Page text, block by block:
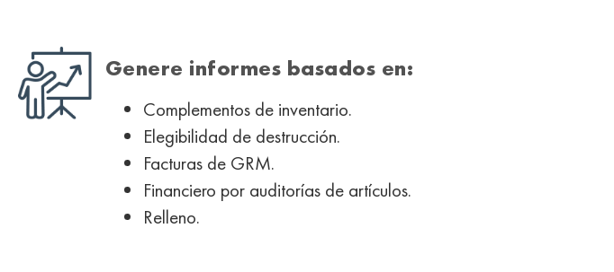
Genere informes basados ​​en:
Complementos de inventario.
Elegibilidad de destrucción.
Facturas de GRM.
Financiero por auditorías de artículos.
Relleno.